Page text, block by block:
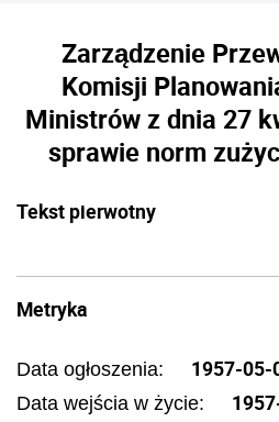
Zarządzenie
Komisji
Ministrów z dnia 27
sprawie norm
Tekst pierwotny
Metryka
Data ogłoszenia: 1957-05-
Data wejścia w życie: